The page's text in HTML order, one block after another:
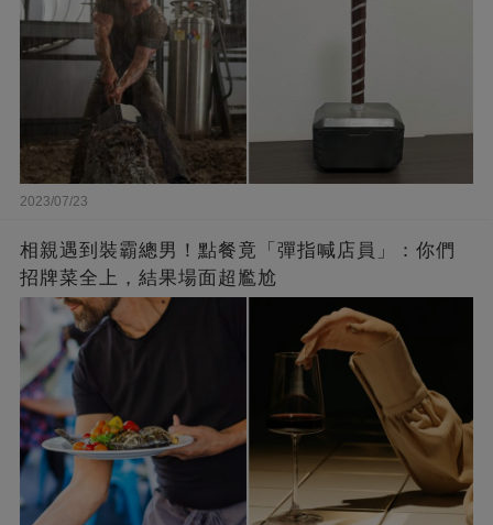
2023/07/23
相親遇到裝霸總男！點餐竟「彈指喊店員」：你們
招牌菜全上，結果場面超尷尬